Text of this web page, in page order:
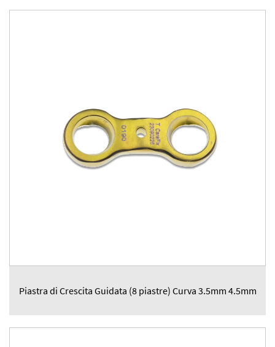
Piastra di Crescita Guidata (8 piastre) Curva 3.5mm 4.5mm